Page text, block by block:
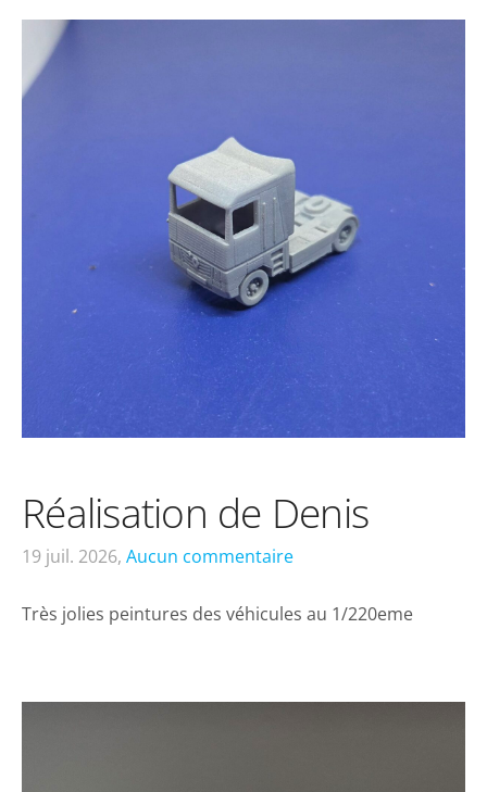
Réalisation de Denis
19 juil. 2026, Aucun commentaire
Très jolies peintures des véhicules au 1/220eme